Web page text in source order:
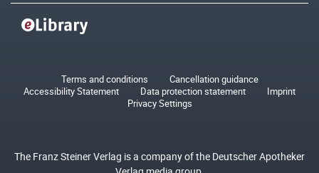
Terms and conditions
Cancellation guidance
Accessibility Statement
Data protection statement
Imprint
Privacy Settings
The Franz Steiner Verlag is a company of the Deutscher Apotheker